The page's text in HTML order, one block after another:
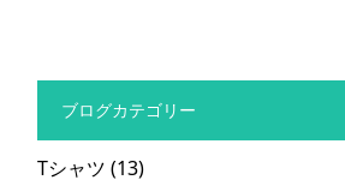
ブログカテゴリー
Tシャツ (13)